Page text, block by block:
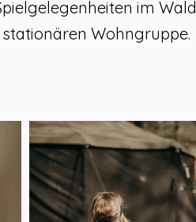
im Wald
Wohngruppe.